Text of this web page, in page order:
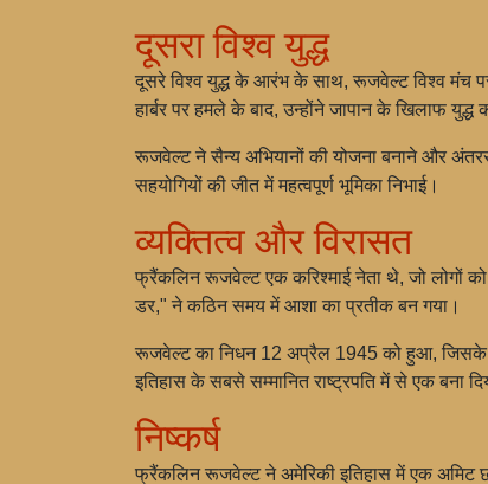
दूसरा विश्व युद्ध
दूसरे विश्व युद्ध के आरंभ के साथ, रूजवेल्ट विश्व मंच
हार्बर पर हमले के बाद, उन्होंने जापान के खिलाफ
रूजवेल्ट ने सैन्य अभियानों की योजना बनाने और
सहयोगियों की जीत में महत्वपूर्ण भूमिका निभाई।
व्यक्तित्व और विरासत
फ्रैंकलिन रूजवेल्ट एक करिश्माई नेता थे, जो लोगों
डर," ने कठिन समय में आशा का प्रतीक बन गया।
रूजवेल्ट का निधन 12 अप्रैल 1945 को हुआ, जिसके
इतिहास के सबसे सम्मानित राष्ट्रपति में से एक बना
निष्कर्ष
फ्रैंकलिन रूजवेल्ट ने अमेरिकी इतिहास में एक अमिट